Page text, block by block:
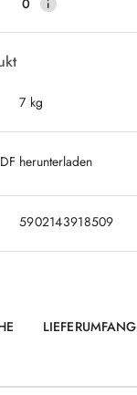
7 kg
herunterladen
5902143918509
LIEFERUMFANG